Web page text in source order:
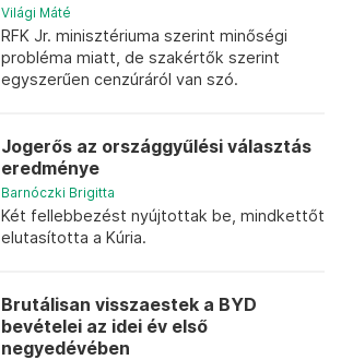
Világi Máté
RFK Jr. minisztériuma szerint minőségi
probléma miatt, de szakértők szerint
egyszerűen cenzúráról van szó.
Jogerős az országgyűlési választás
eredménye
Barnóczki Brigitta
Két fellebbezést nyújtottak be, mindkettőt
elutasította a Kúria.
Brutálisan visszaestek a BYD
bevételei az idei év első
negyedévében